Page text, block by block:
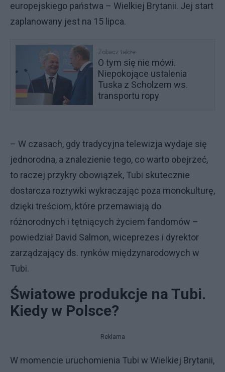
europejskiego państwa – Wielkiej Brytanii. Jej start
zaplanowany jest na 15 lipca.
Zobacz także
O tym się nie mówi.
Niepokojące ustalenia
Tuska z Scholzem ws.
transportu ropy
– W czasach, gdy tradycyjna telewizja wydaje się
jednorodna, a znalezienie tego, co warto obejrzeć,
to raczej przykry obowiązek, Tubi skutecznie
dostarcza rozrywki wykraczając poza monokulturę,
dzięki treściom, które przemawiają do
różnorodnych i tętniących życiem fandomów –
powiedział David Salmon, wiceprezes i dyrektor
zarządzający ds. rynków międzynarodowych w
Tubi.
Światowe produkcje na Tubi.
Kiedy w Polsce?
Reklama
W momencie uruchomienia Tubi w Wielkiej Brytanii,